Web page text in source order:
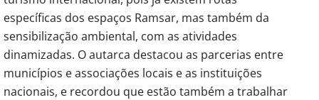
específicas dos espaços Ramsar, mas também da
sensibilização ambiental, com as atividades
dinamizadas. O autarca destacou as parcerias entre
municípios e associações locais e as instituições
nacionais, e recordou que estão também a trabalhar